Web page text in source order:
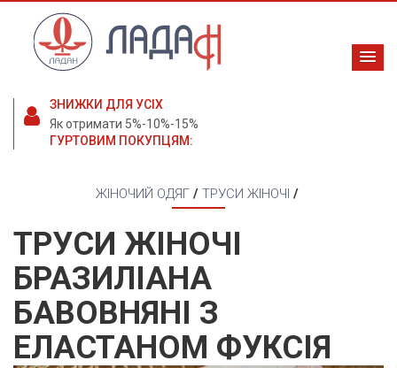
ЗНИЖКИ ДЛЯ УСІХ
Як отримати 5%-10%-15%
ГУРТОВИМ ПОКУПЦЯМ:
ЖІНОЧИЙ ОДЯГ/ ТРУСИ ЖІНОЧІ /
ТРУСИ ЖІНОЧІ
БРАЗИЛІАНА
БАВОВНЯНІ З
ЕЛАСТАНОМ ФУКСІЯ